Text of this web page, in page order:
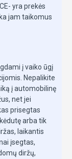
nuo 9kg iki
prieš
galima tvirtinti
kuris suteikia
yra prekės
jam taikomus
į vaiko ūgį
Nepalikite
į automobilinę
net jei
prisegtas
arba tik
laikantis
įsegtas,
diržų,